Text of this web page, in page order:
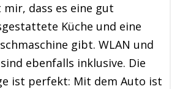
mir, dass es eine gut
Küche und eine
gibt. WLAN und
ebenfalls inklusive. Die
ist perfekt: Mit dem Auto ist